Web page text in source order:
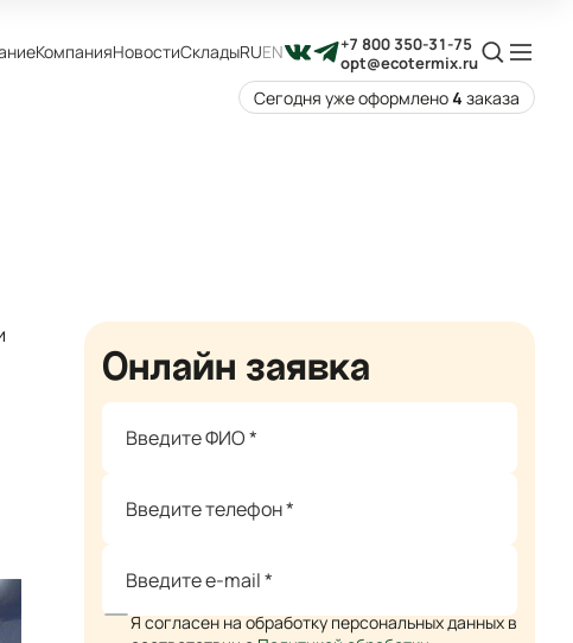
КомпанияНовостиСкладыRUEN
+7 800 350-31-75
opt@ecotermix.ru
Сегодня уже оформлено4 заказа
Онлайн заявка
Я согласен на обработку персональных данных в